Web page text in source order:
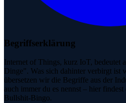
Begriffserklärung
Internet of Things, kurz IoT, bedeutet
Dinge". Was sich dahinter verbirgt ist
übersetzen wir die Begriffe aus der
auch immer du es nennst – hier
Bullshit-Bingo.